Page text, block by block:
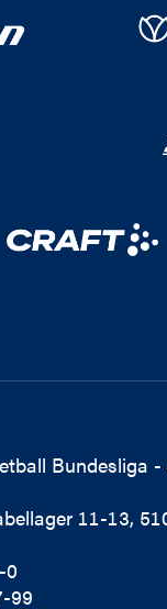
Bundesliga -
11-13,
0
99